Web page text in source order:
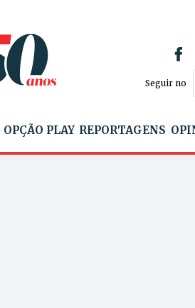
Seguir no
OPÇÃO PLAY REPORTAGENS